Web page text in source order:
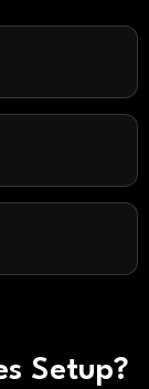
Setup?